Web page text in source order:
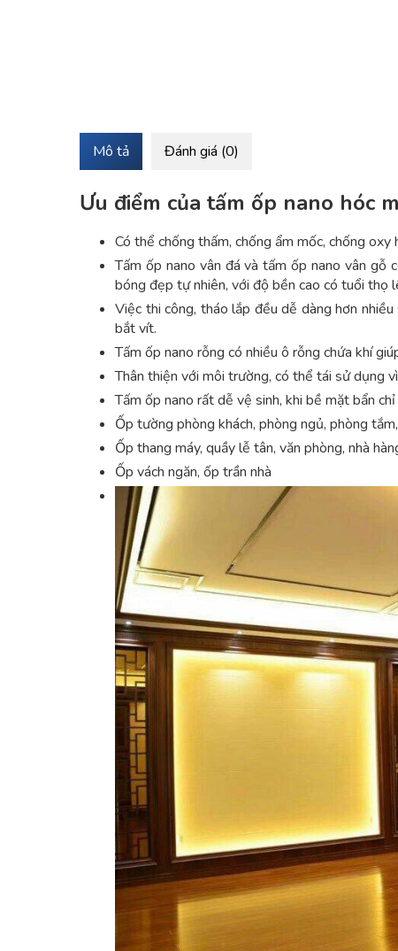
Mô tả Đánh giá (0)
Ưu điểm của tấm ốp nano hóc
Có thể chống thấm, chống ẩm mốc, chống oxy
Tấm ốp nano vân đá và tấm ốp nano vân gỗ
bóng đẹp tự nhiên, với độ bền cao có tuổi thọ
Việc thi công, tháo lắp đều dễ dàng hơn
bắt vít.
Tấm ốp nano rỗng có nhiều ô rỗng chứa khí
Thân thiện với môi trường, có thể tái sử dụng
Tấm ốp nano rất dễ vệ sinh, khi bề mặt bẩn
Ốp tường phòng khách, phòng ngủ, phòng
Ốp thang máy, quầy lễ tân, văn phòng, nhà
Ốp vách ngăn, ốp trần nhà